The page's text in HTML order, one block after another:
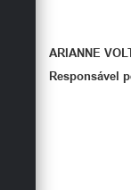
ARIANNE
Responsável